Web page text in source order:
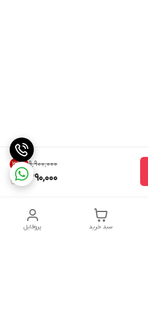
۹٬۹۰۰٬۰۰۰ 36%
6,290,000
پروفایل سبد خرید